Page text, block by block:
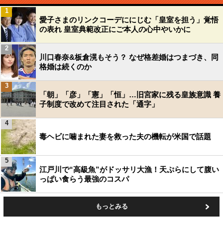
愛子さまのリンクコーデににじむ「皇室を担う」覚悟
の表れ 皇室典範改正にご本人の心中やいかに
1
川口春奈&板倉滉もそう？ なぜ格差婚はつまづき、同
格婚は続くのか
2
「朝」「彦」「憲」「恒」…旧宮家に残る皇族意識 養
子制度で改めて注目された「通字」
3
毒ヘビに噛まれた妻を救った夫の機転が米国で話題
4
江戸川で“高級魚”がドッサリ大漁！天ぷらにして腹い
っぱい食らう最強のコスパ
5
もっとみる